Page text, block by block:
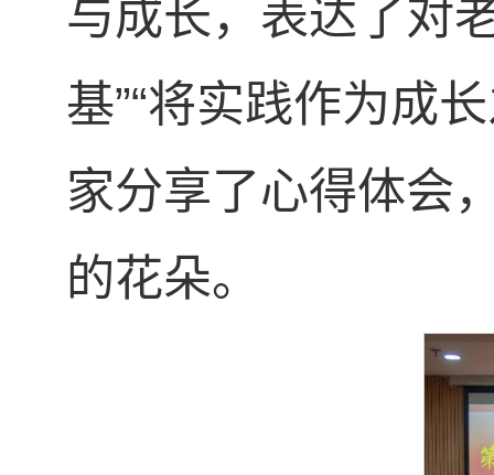
与成长，表达了对
基”“将实践作为成
家分享了心得体会
的花朵。